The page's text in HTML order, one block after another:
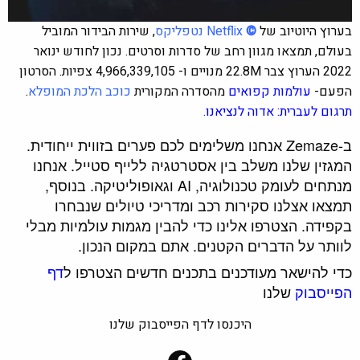
בערוץ היוטיוב של©
Netflixנטפליקס, שירות הבידור המוביל
בעולם, תמצאו מגוון רחב של סדרות וסרטים. נכון לחודש ינואר
2022 הערוץ צבר 22.8M‏‏ ‏מנויים‏ ו- 4,966,339,105 צפיות. הסרטון
הפעם-עולמות קפואיםמהסדרה המקוריתכוכב הלכת המופלא.
תרגום לעברית: אדוה לנציאנו.
ב-Zemaze אנחנו משלימים לכם פערים בזווית ייחודית.
המגזין שלנו משלב בין אסטרטגיה ללייף סטייל. אנחנו
מנתחים לעומק טכנולוגיה, AI וגאופוליטיקה. בנוסף,
תמצאו אצלנו סקירות רכב ומדריכי טיולים שנבחרו
בקפידה. הצטרפו אלינו כדי להבין מגמות עולמיות מבלי
לוותר על הדברים הקטנים. אתם במקום הנכון.
כדי להישאר מעודכנים בתכנים חדשים הצטרפו ל דף
הפייסבוקשלנו
היכנסו לדף הפייסבוק שלנו